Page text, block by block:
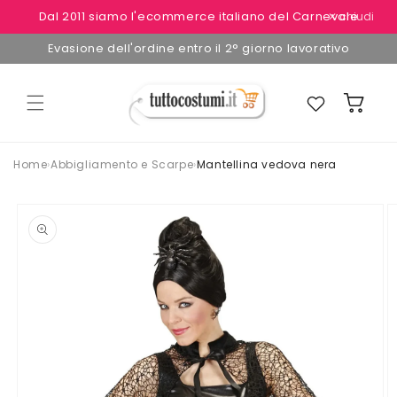
direttamente
ai contenuti
Dal 2011 siamo l'ecommerce italiano del Carnevale
✕ chiudi
Evasione dell'ordine entro il 2° giorno lavorativo
Preferiti Carrello
Home›Abbigliamento e Scarpe›Mantellina vedova nera